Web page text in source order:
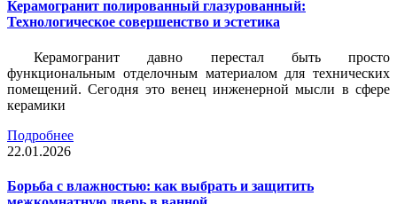
Керамогранит полированный глазурованный:
Технологическое совершенство и эстетика
Керамогранит давно перестал быть просто
функциональным отделочным материалом для технических
помещений. Сегодня это венец инженерной мысли в сфере
керамики
Подробнее
22.01.2026
Борьба с влажностью: как выбрать и защитить